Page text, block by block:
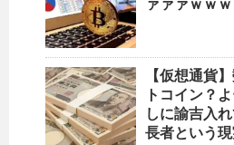
ァァァｗｗ
【仮想通貨
トコイン？
しに諭吉入
長者という